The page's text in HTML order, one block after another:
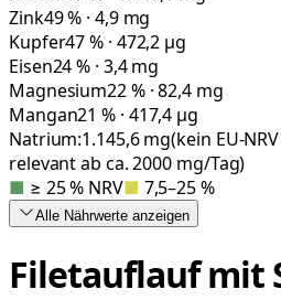
Zink49 % · 4,9 mg
Kupfer47 % · 472,2 µg
Eisen24 % · 3,4 mg
Magnesium22 % · 82,4 mg
Mangan21 % · 417,4 µg
Natrium:1.145,6mg(kein EU-
relevant ab ca. 2000 mg/Tag)
■ ≥ 25 % NRV■ 7,5–25 %
Alle Nährwerte anzeigen
Filetauflauf mit